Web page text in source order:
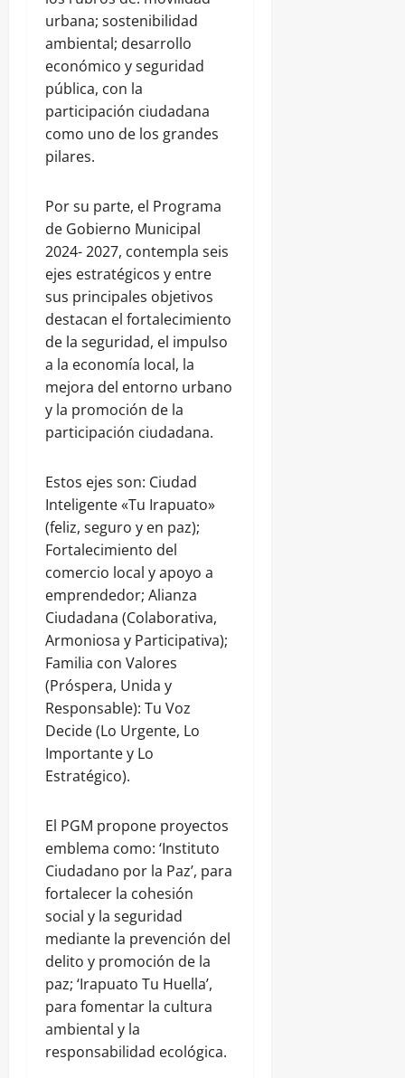
urbana; sostenibilidad
ambiental; desarrollo
económico y seguridad
pública, con la
participación ciudadana
como uno de los grandes
pilares.
Por su parte, el Programa
de Gobierno Municipal
2024- 2027, contempla seis
ejes estratégicos y entre
sus principales objetivos
destacan el fortalecimiento
de la seguridad, el impulso
a la economía local, la
mejora del entorno urbano
y la promoción de la
participación ciudadana.
Estos ejes son: Ciudad
Inteligente «Tu Irapuato»
(feliz, seguro y en paz);
Fortalecimiento del
comercio local y apoyo a
emprendedor; Alianza
Ciudadana (Colaborativa,
Armoniosa y Participativa);
Familia con Valores
(Próspera, Unida y
Responsable): Tu Voz
Decide (Lo Urgente, Lo
Importante y Lo
Estratégico).
El PGM propone proyectos
emblema como: ‘Instituto
Ciudadano por la Paz’, para
fortalecer la cohesión
social y la seguridad
mediante la prevención del
delito y promoción de la
paz; ‘Irapuato Tu Huella’,
para fomentar la cultura
ambiental y la
responsabilidad ecológica.